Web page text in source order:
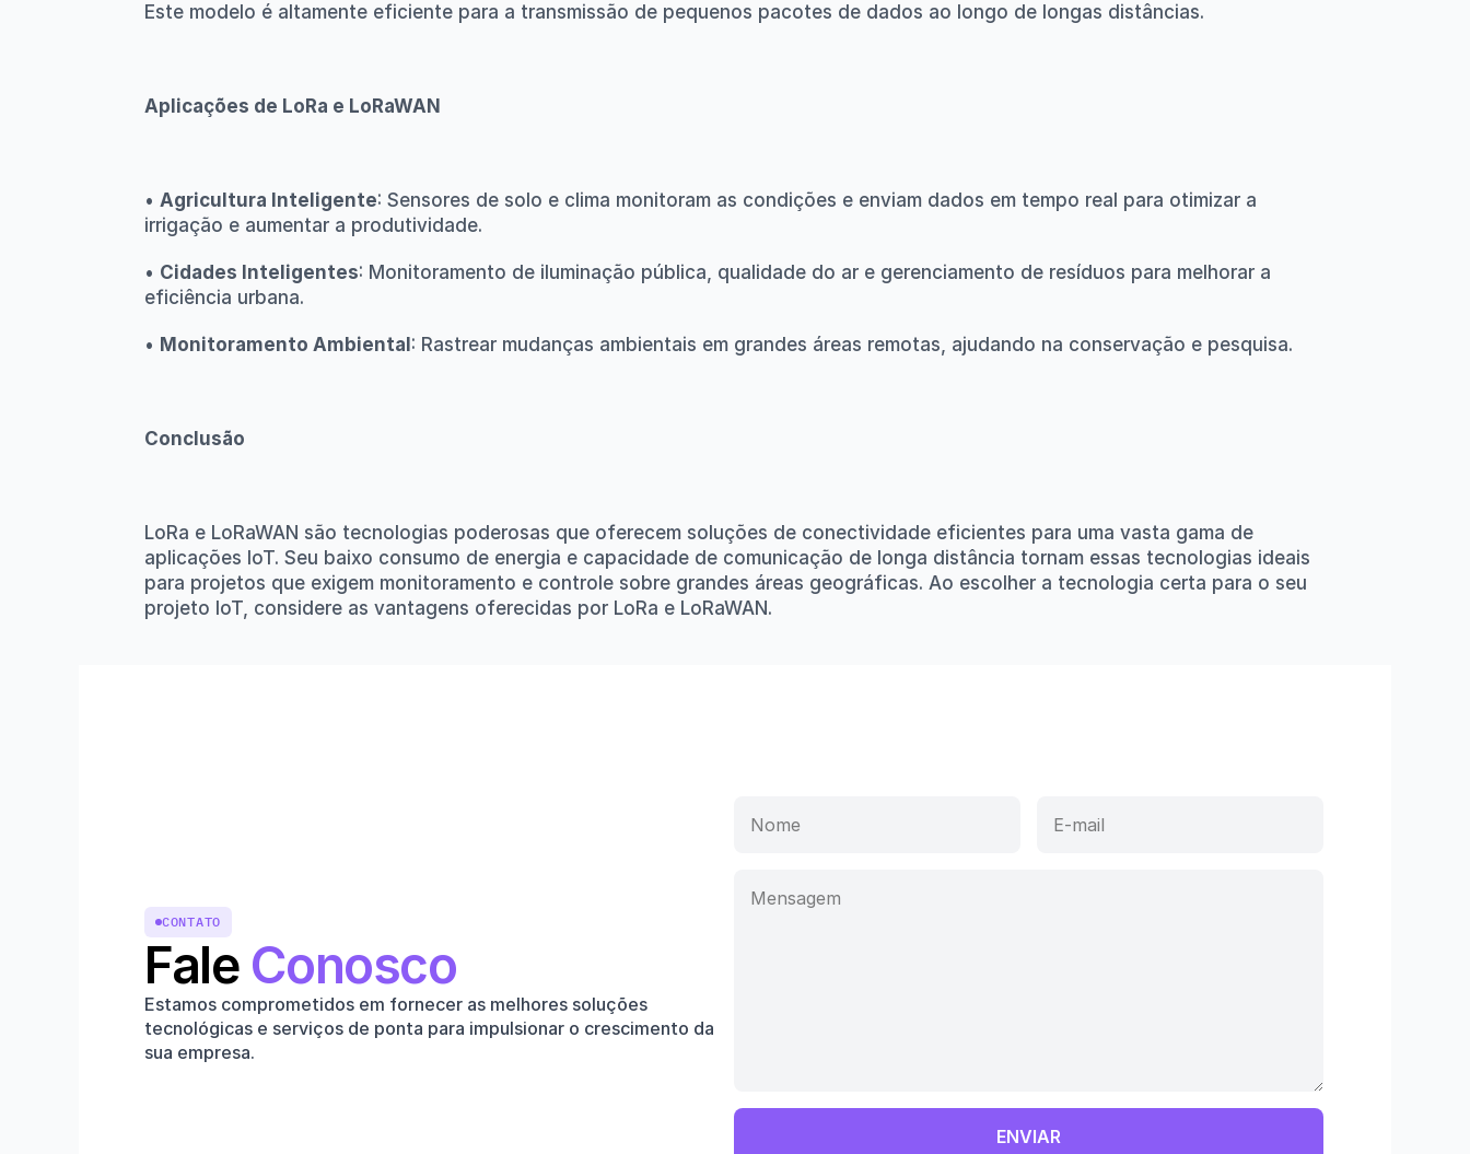
Este modelo é altamente eficiente para a transmissão de pequenos pacotes de dados ao longo de longas distâncias.
Aplicações de LoRa e LoRaWAN
• Agricultura Inteligente: Sensores de solo e clima monitoram as condições e enviam dados em tempo real para otimizar a
irrigação e aumentar a produtividade.
• Cidades Inteligentes: Monitoramento de iluminação pública, qualidade do ar e gerenciamento de resíduos para melhorar a
eficiência urbana.
• Monitoramento Ambiental : Rastrear mudanças ambientais em grandes áreas remotas, ajudando na conservação e pesquisa.
Conclusão
LoRa e LoRaWAN são tecnologias poderosas que oferecem soluções de conectividade eficientes para uma vasta gama de
aplicações IoT. Seu baixo consumo de energia e capacidade de comunicação de longa distância tornam essas tecnologias ideais
para projetos que exigem monitoramento e controle sobre grandes áreas geográficas. Ao escolher a tecnologia certa para o seu
projeto IoT, considere as vantagens oferecidas por LoRa e LoRaWAN.
CONTATO
Fale Conosco
Estamos comprometidos em fornecer as melhores soluções
tecnológicas e serviços de ponta para impulsionar o crescimento da
sua empresa.